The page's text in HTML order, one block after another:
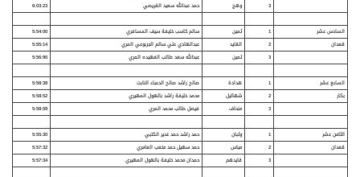
3
وهج حمد عبدالله سعيد القريصي 6:03:23
السادس عشر 1 ثمين سالم كاسب خليفة سيف المسافري
5:54:00
قعدان
2 القايد عبدالهادي علي سالم الجربوعي المري
5:55:14
3
ثمين عبدالله سعد طالب الفهيده المري 5:56:90
السابع عشر 1 هدادة صالح راشد صالح الدعباء النابت
5:58:38
بكار
2 شهاليل محمد خليفة راشد بالهول المهيري
5:58:52
3
منحاف فيصل طالب محمد المري 5:58:59
الثامن عشر 1 وثبان حمد راشد حمد غدير الكتبي
5:55:30
قعدان
2 مياس حمد سهيل حمد متعب العامري
5:57:32
3
قايدهم حمدان محمد خليفة بالهول المهيري 5:57:34